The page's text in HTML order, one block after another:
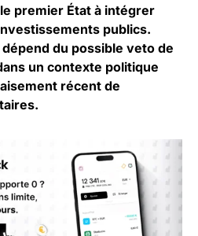
premier État à intégrer
publics.
du possible veto de
un contexte politique
récent de